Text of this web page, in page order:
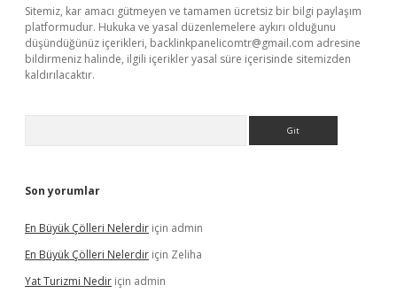
Sitemiz, kar amacı gütmeyen ve tamamen ücretsiz bir bilgi paylaşım
platformudur. Hukuka ve yasal düzenlemelere aykırı olduğunu
düşündüğünüz içerikleri, backlinkpanelicomtr@gmail.com adresine
bildirmeniz halinde, ilgili içerikler yasal süre içerisinde sitemizden
kaldırılacaktır.
Son yorumlar
En Büyük Çölleri Nelerdir için admin
En Büyük Çölleri Nelerdir için Zeliha
Yat Turizmi Nedir için admin